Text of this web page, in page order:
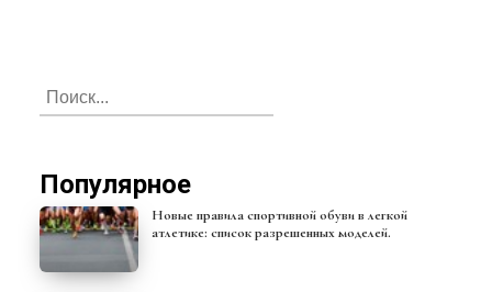
Популярное
Новые правила спортивной обуви в легкой
атлетике: список разрешенных моделей.